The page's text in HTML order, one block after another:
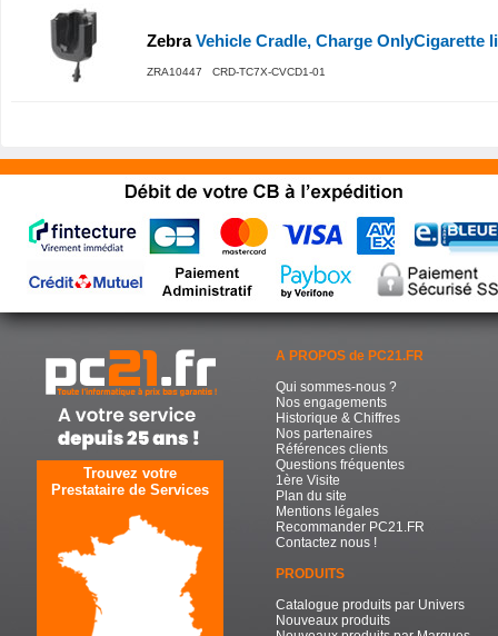
ZebraVehicle Cradle, Charge OnlyCigarette
ZRA10447 CRD-TC7X-CVCD1-01
Trouvez votre
Prestataire de Services
A PROPOS de PC21.FR
Qui sommes-nous ?
Nos engagements
Historique & Chiffres
Nos partenaires
Références clients
Questions fréquentes
1ère Visite
Plan du site
Mentions légales
Recommander PC21.FR
Contactez nous !
PRODUITS
Catalogue produits par Univers
Nouveaux produits